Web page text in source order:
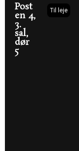
Post
en 4,
3.
sal,
dør
5
Til leje